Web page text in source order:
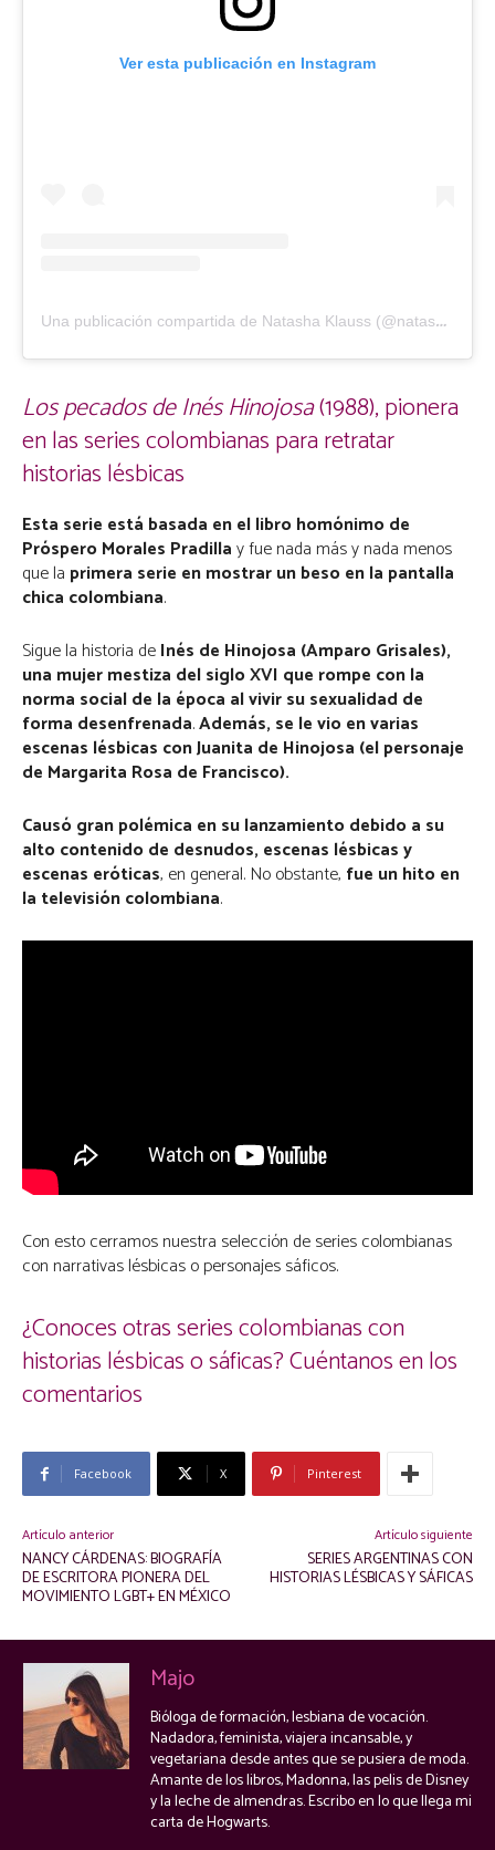
Ver esta publicación en Instagram
U
na publicación compartida de Natasha Klauss (@natashaklauss27)
Los pecados de Inés Hinojosa(1988), pionera
en las series colombianas para retratar
historias lésbicas
Esta serie está basada en el libro homónimo de
Próspero Morales Pradillay fue nada más y nada menos
que la primera serie en mostrar un beso en la pantalla
chica colombiana.
Sigue la historia deInés de Hinojosa (Amparo Grisales),
una mujer mestiza del siglo XVI que rompe con la
norma social de la época al vivir su sexualidad de
forma desenfrenada.Además, se le vio en varias
escenas lésbicas con Juanita de Hinojosa (el personaje
de Margarita Rosa de Francisco).
Causó gran polémica en su lanzamiento debido a su
alto contenido de desnudos, escenas lésbicas y
escenas eróticas, en general. No obstante, fue un hito en
la televisión colombiana.
Con esto cerramos nuestra selección de series colombianas
con narrativas lésbicas o personajes sáficos.
¿Conoces otras series colombianas con
historias lésbicas o sáficas? Cuéntanos en los
comentarios
Facebook X Pinterest
Artículo anterior
NANCY CÁRDENAS: BIOGRAFÍA
DE ESCRITORA PIONERA DEL
MOVIMIENTO LGBT+ EN MÉXICO
Artículo siguiente
SERIES ARGENTINAS CON
HISTORIAS LÉSBICAS Y SÁFICAS
Majo
Bióloga de formación, lesbiana de vocación.
Nadadora, feminista, viajera incansable, y
vegetariana desde antes que se pusiera de moda.
Amante de los libros, Madonna, las pelis de Disney
y la leche de almendras. Escribo en lo que llega mi
carta de Hogwarts.